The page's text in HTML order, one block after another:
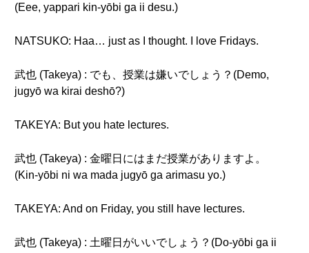
(Eee, yappari kin-yōbi ga ii desu.)
NATSUKO: Haa… just as I thought. I love Fridays.
武也 (Takeya) : でも、授業は嫌いでしょう？(Demo,
jugyō wa kirai deshō?)
TAKEYA: But you hate lectures.
武也 (Takeya) : 金曜日にはまだ授業がありますよ。
(Kin-yōbi ni wa mada jugyō ga arimasu yo.)
TAKEYA: And on Friday, you still have lectures.
武也 (Takeya) : 土曜日がいいでしょう？(Do-yōbi ga ii